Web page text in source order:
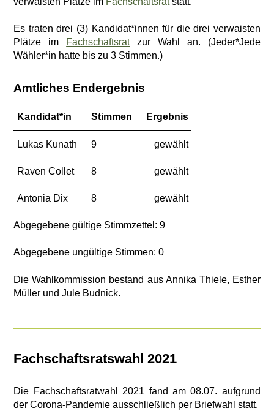
Es traten drei (3) Kandidat*innen für die drei verwaisten
Plätze im
Fachschaftsratzur Wahl an. (Jeder*Jede
Wähler*in hatte bis zu 3 Stimmen.)
Amtliches Endergebnis
Kandidat*in Stimmen Ergebnis
Lukas Kunath 9 gewählt
Raven Collet 8 gewählt
Antonia Dix 8 gewählt
Abgegebene gültige Stimmzettel: 9
Abgegebene ungültige Stimmen: 0
Die Wahlkommission bestand aus Annika Thiele, Esther
Müller und Jule Budnick.
Fachschaftsratswahl 2021
Die Fachschaftsratwahl 2021 fand am 08.07. aufgrund
der Corona-Pandemie ausschließlich per Briefwahl statt.